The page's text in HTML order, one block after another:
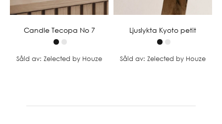
Candle Tecopa No 7
Såld av: Zelected by Houze
Ljuslykta Kyoto petit
Såld av: Zelected by Houze